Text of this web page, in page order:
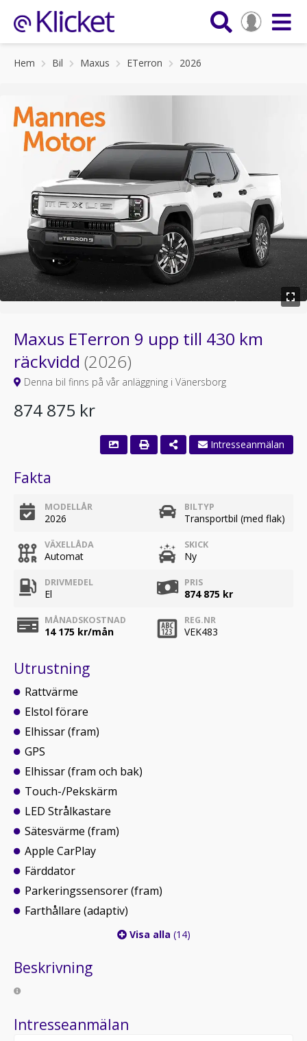
Hem Bil Maxus ETerron 2026
Maxus ETerron 9 upp till 430 km
räckvidd (2026)
Denna bil finns på vår anläggning i Vänersborg
874 875 kr
Fakta
MODELLÅR
2026
BILTYP
Transportbil (med flak)
VÄXELLÅDA
Automat
SKICK
Ny
DRIVMEDEL
El
PRIS
874 875 kr
MÅNADSKOSTNAD
14 175 kr/mån
REG.NR
VEK483
Utrustning
Rattvärme
Elstol förare
Elhissar (fram)
GPS
Elhissar (fram och bak)
Touch-/Pekskärm
LED Strålkastare
Sätesvärme (fram)
Apple CarPlay
Färddator
Parkeringssensorer (fram)
Farthållare (adaptiv)
Visa alla (14)
Beskrivning
Intresseanmälan